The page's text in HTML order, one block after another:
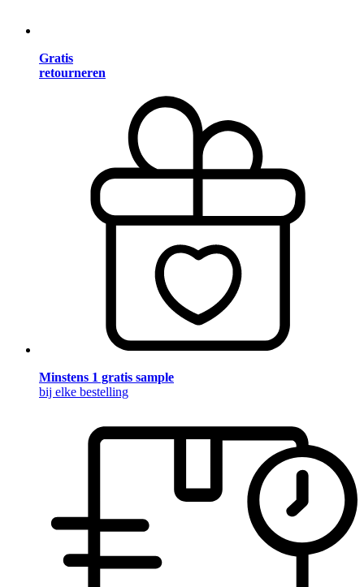
Gratis
retourneren
Minstens 1 gratis sample
bij elke bestelling